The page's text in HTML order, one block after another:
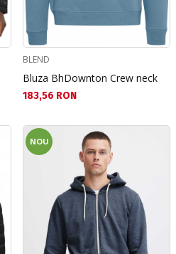
BLEND
Bluza BhDownton Crew neck
Текуща цена:
183,56 RON
NOU